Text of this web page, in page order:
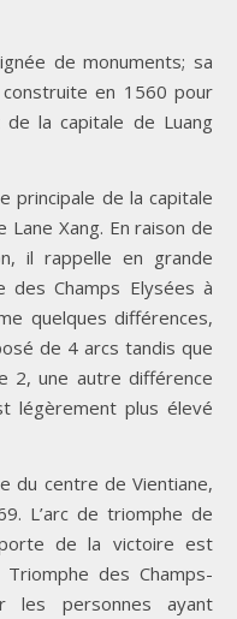
de monuments; sa
en 1560 pour
la capitale de Luang
principale de la capitale
Lane Xang. En raison de
il rappelle en grande
des Champs Elysées à
quelques différences,
de 4 arcs tandis que
2, une autre différence
légèrement plus élevé
du centre de Vientiane,
L’arc de triomphe de
de la victoire est
Triomphe des Champs-
les personnes ayant